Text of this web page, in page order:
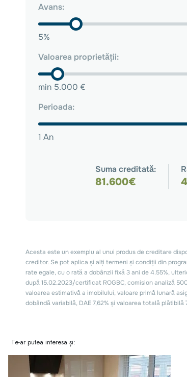
Te-ar putea interesa și: